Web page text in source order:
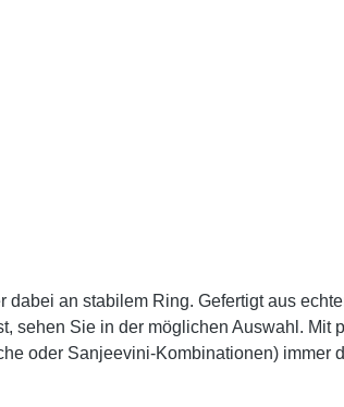
an stabilem Ring. Gefertigt aus
Mit praktischem Druckknopf leicht verschließbar und samtigem
oder Sanjeevini-Kombinationen)